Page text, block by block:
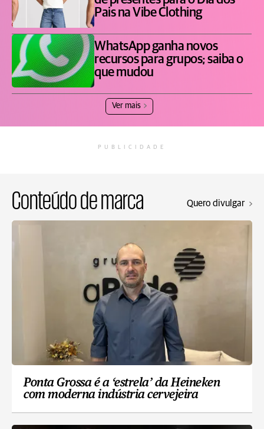
Pais na Vibe Clothing
WhatsApp ganha novos
recursos para grupos; saiba o
que mudou
Ver mais
PUBLICIDADE
Conteúdo de marca Quero divulgar
Ponta Grossa é a ‘estrela’ da Heineken
com moderna indústria cervejeira